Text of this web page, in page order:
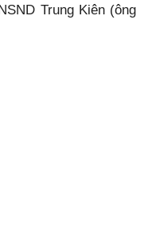
Trung Kiên (ông